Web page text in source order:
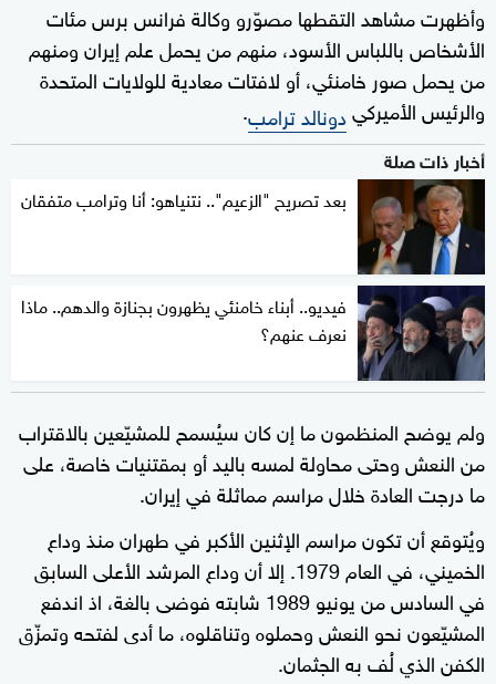
وأظهرت مشاهد التقطها مصوّرو وكالة فرانس برس مئات
الأشخاص باللباس الأسود، منهم من يحمل علم إيران ومنهم
من يحمل صور خامنئي، أو لافتات معادية للولايات المتحدة
والرئيس الأميركيدونالد ترامب.
أخبار ذات صلة
بعد تصريح "الزعيم".. نتنياهو: أنا وترامب متفقان
فيديو.. أبناء خامنئي يظهرون بجنازة والدهم.. ماذا
نعرف عنهم؟
ولم يوضح المنظمون ما إن كان سيُسمح للمشيّعين بالاقتراب
من النعش وحتى محاولة لمسه باليد أو بمقتنيات خاصة، على
ما درجت العادة خلال مراسم مماثلة في إيران.
ويُتوقع أن تكون مراسم الإثنين الأكبر في طهران منذ وداع
الخميني، في العام 1979. إلا أن وداع المرشد الأعلى السابق
في السادس من يونيو 1989 شابته فوضى بالغة، اذ اندفع
المشيّعون نحو النعش وحملوه وتناقلوه، ما أدى لفتحه وتمزّق
الكفن الذي لُف به الجثمان.